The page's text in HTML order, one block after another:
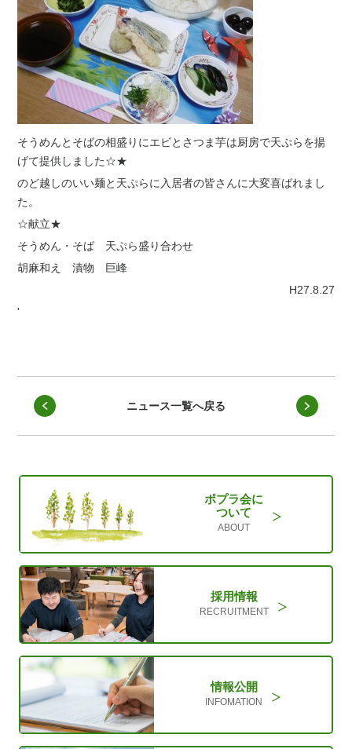
そうめんとそばの相盛りにエビとさつま芋は厨房で天ぷらを揚
げて提供しました☆★
のど越しのいい麺と天ぷらに入居者の皆さんに大変喜ばれまし
た。
☆献立★
そうめん・そば 天ぷら盛り合わせ
胡麻和え 漬物 巨峰
H27.8.27
'
ニュース一覧へ戻る
ポプラ会に
ついて
ABOUT
採用情報
RECRUITMENT
情報公開
INFOMATION